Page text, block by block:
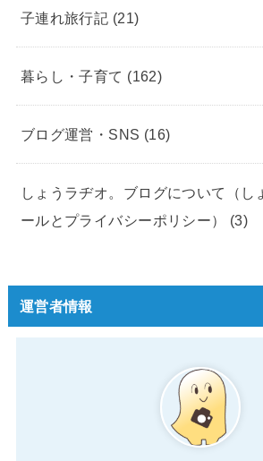
子連れ旅行記 (21)
暮らし・子育て (162)
ブログ運営・SNS (16)
しょうラヂオ。ブログについて（し
ールとプライバシーポリシー） (3)
運営者情報